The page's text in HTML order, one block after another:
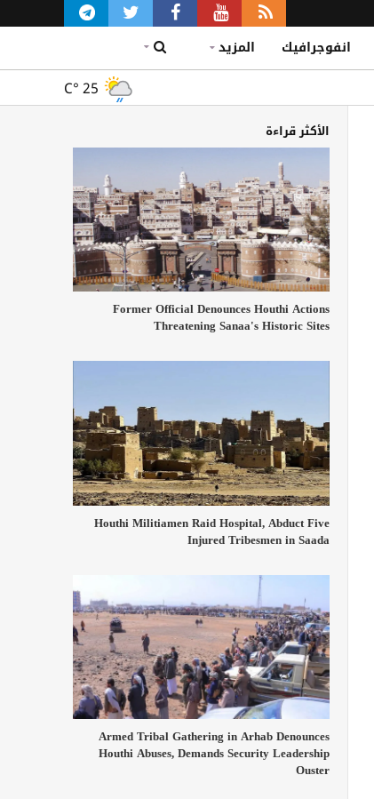
انفوجرافيك المزيد
C° 25
الأكثر قراءة
Former Official Denounces Houthi Actions
Threatening Sanaa's Historic Sites
Houthi Militiamen Raid Hospital, Abduct Five
Injured Tribesmen in Saada
Armed Tribal Gathering in Arhab Denounces
Houthi Abuses, Demands Security Leadership
Ouster